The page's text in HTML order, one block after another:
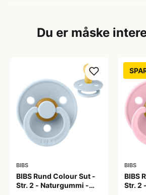
Du er måske
BIBS
BIBS Rund Colour Sut -
Str. 2 - Naturgummi -
BIBS
BIBS
Str. 2